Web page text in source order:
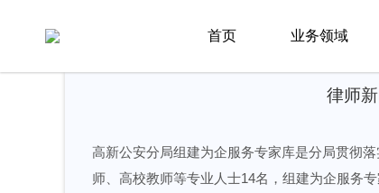
首页 业务领域
律师
高新公安分局组建为企服务专家库是分局贯彻
师、高校教师等专业人士14名，组建为企服务专